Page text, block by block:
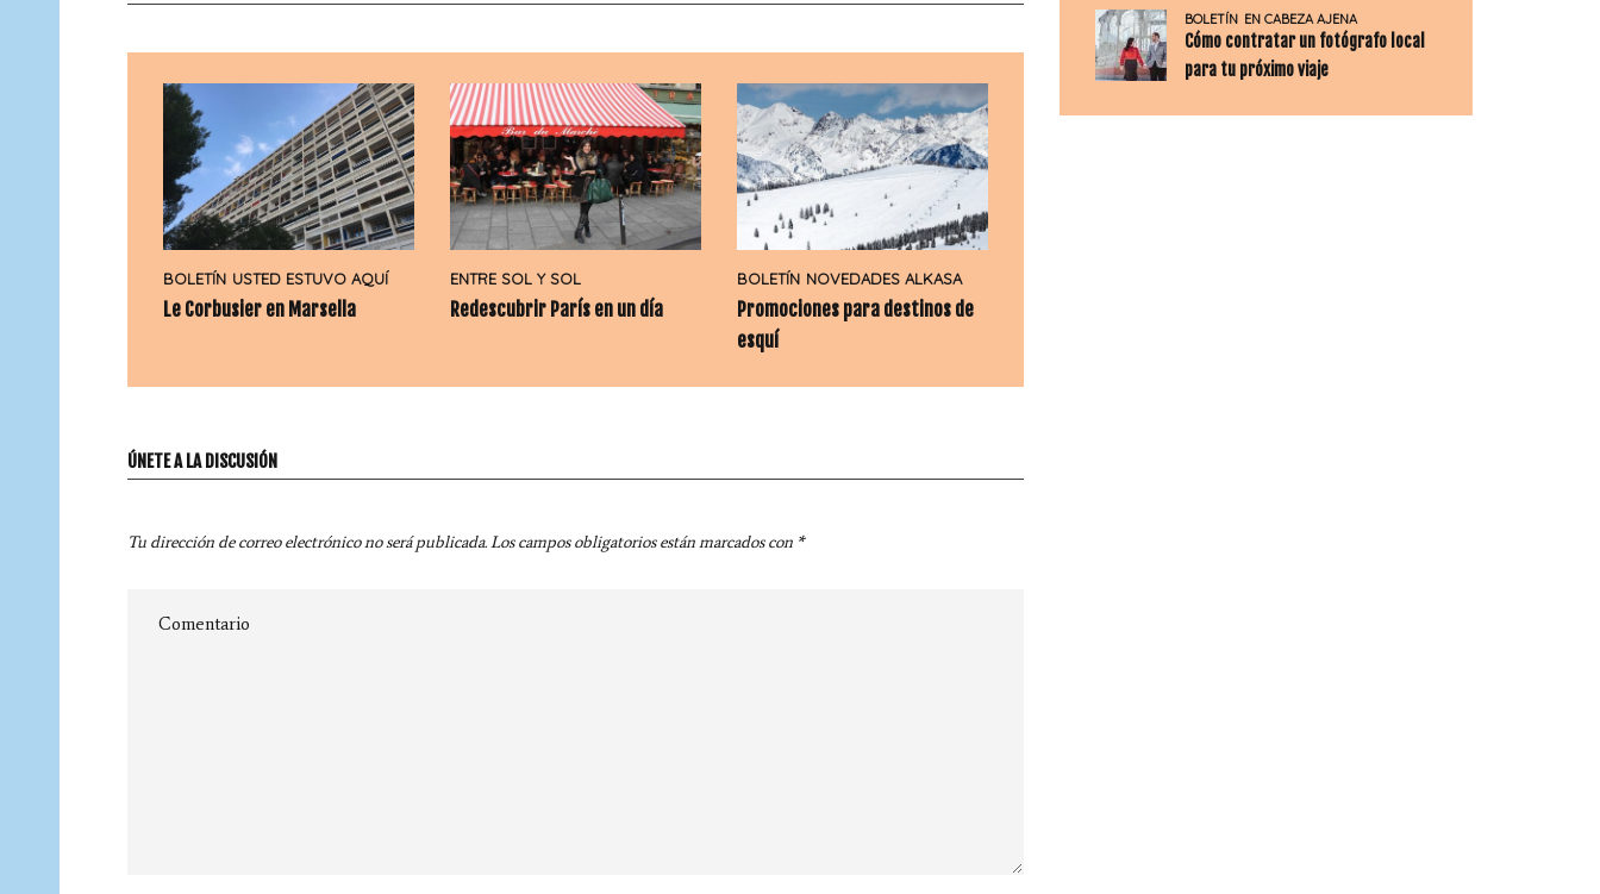
BOLETÍN USTED ESTUVO AQUÍ
Le Corbusier en Marsella
ENTRE SOL Y SOL
Redescubrir París en un día
BOLETÍN NOVEDADES ALKASA
Promociones para destinos de
esquí
ÚNETE A LA DISCUSIÓN
Tu dirección de correo electrónico no será publicada.Los campos obligatorios están marcados con *
BOLETÍN EN CABEZA AJENA
Cómo contratar un fotógrafo local
para tu próximo viaje